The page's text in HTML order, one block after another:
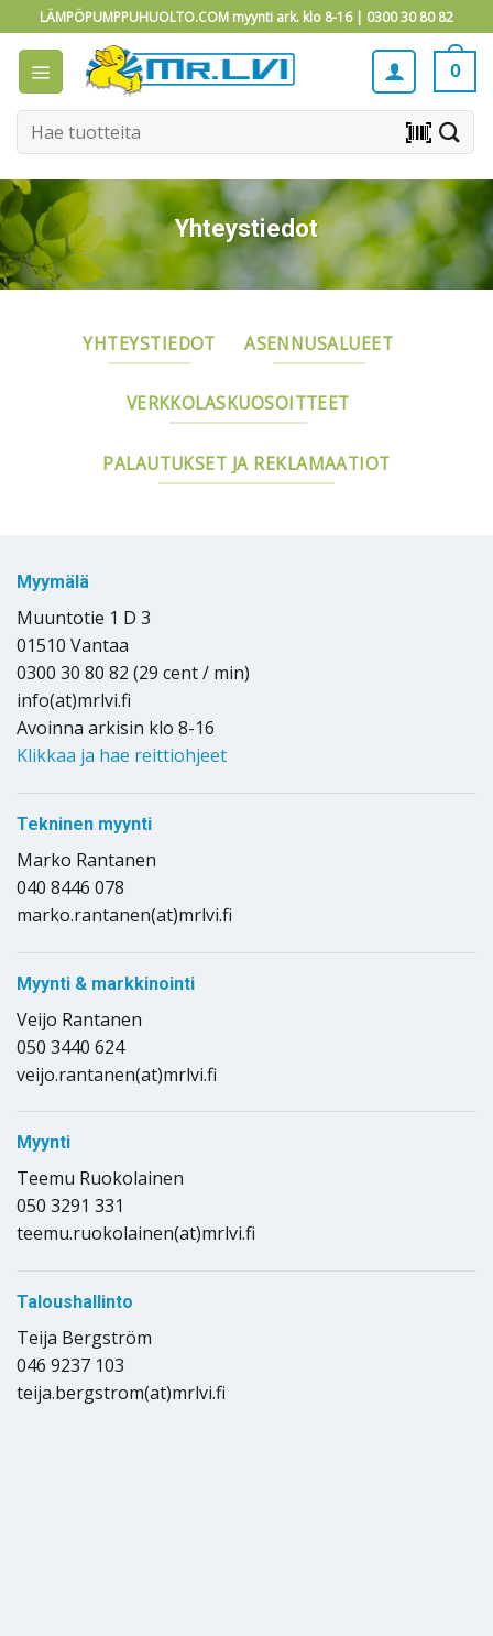
to
content
LÄMPÖPUMPPUHUOLTO.COM myynti ark. klo 8-16 | 0300 30 80 82
0
Etsi: barcode_scanner
Yhteystiedot
YHTEYSTIEDOT ASENNUSALUEET
VERKKOLASKUOSOITTEET
PALAUTUKSET JA REKLAMAATIOT
Myymälä
Muuntotie 1 D 3
01510 Vantaa
0300 30 80 82 (29 cent / min)
info(at)mrlvi.fi
Avoinna arkisin klo 8-16
Klikkaa ja hae reittiohjeet
Tekninen myynti
Marko Rantanen
040 8446 078
marko.rantanen(at)mrlvi.fi
Myynti & markkinointi
Veijo Rantanen
050 3440 624
veijo.rantanen(at)mrlvi.fi
Myynti
Teemu Ruokolainen
050 3291 331
teemu.ruokolainen(at)mrlvi.fi
Taloushallinto
Teija Bergström
046 9237 103
teija.bergstrom(at)mrlvi.fi